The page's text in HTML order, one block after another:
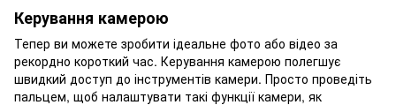
Керування камерою
Тепер ви можете зробити ідеальне фото або відео за
рекордно короткий час. Керування камерою полегшує
швидкий доступ до інструментів камери. Просто проведіть
пальцем, щоб налаштувати такі функції камери, як